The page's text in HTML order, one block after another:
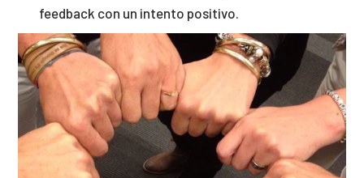
feedback con un intento positivo.